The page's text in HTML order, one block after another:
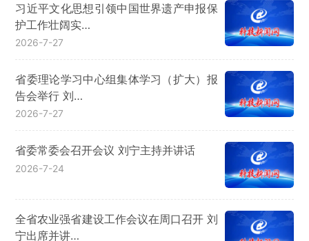
习近平文化思想引领中国世界遗产申报保
护工作壮阔实…
2026-7-27
省委理论学习中心组集体学习（扩大）报
告会举行 刘…
2026-7-27
省委常委会召开会议 刘宁主持并讲话
2026-7-24
全省农业强省建设工作会议在周口召开 刘
宁出席并讲…